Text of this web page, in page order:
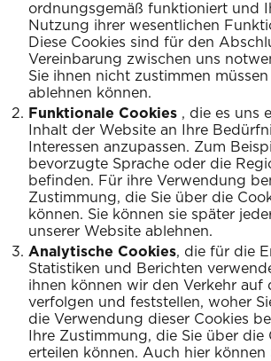
ordnungsgemäß funktioniert und
Nutzung ihrer wesentlichen
Diese Cookies sind für den
Vereinbarung zwischen uns
Sie ihnen nicht zustimmen
ablehnen können.
Funktionale Cookies , die es uns
Inhalt der Website an Ihre
Interessen anzupassen. Zum
bevorzugte Sprache oder die
befinden. Für ihre Verwendung
Zustimmung, die Sie über die
können. Sie können sie später
unserer Website ablehnen.
Analytische Cookies, die für die
Statistiken und Berichten
ihnen können wir den Verkehr auf
verfolgen und feststellen, woher
die Verwendung dieser Cookies
Ihre Zustimmung, die Sie über die
erteilen können. Auch hier können